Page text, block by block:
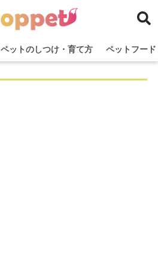
ペットのしつけ・育て方 ペットフー